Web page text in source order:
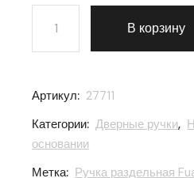
Количество товара Ручка
В корзину
Артикул: 27711
Категории: Дверные ручки,
основании
Метка: Ручка раздельная